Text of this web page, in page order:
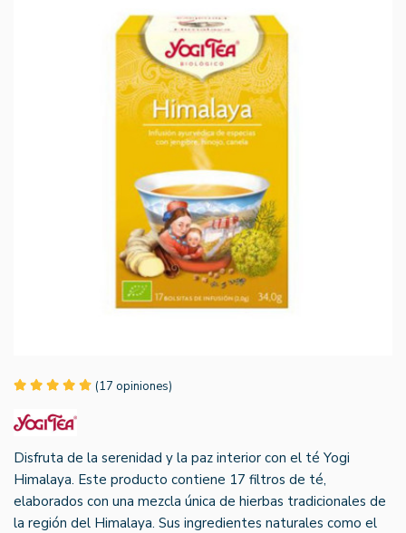
(17 opiniones)
Disfruta de la serenidad y la paz interior con el té Yogi
Himalaya. Este producto contiene 17 filtros de té,
elaborados con una mezcla única de hierbas tradicionales de
la región del Himalaya. Sus ingredientes naturales como el